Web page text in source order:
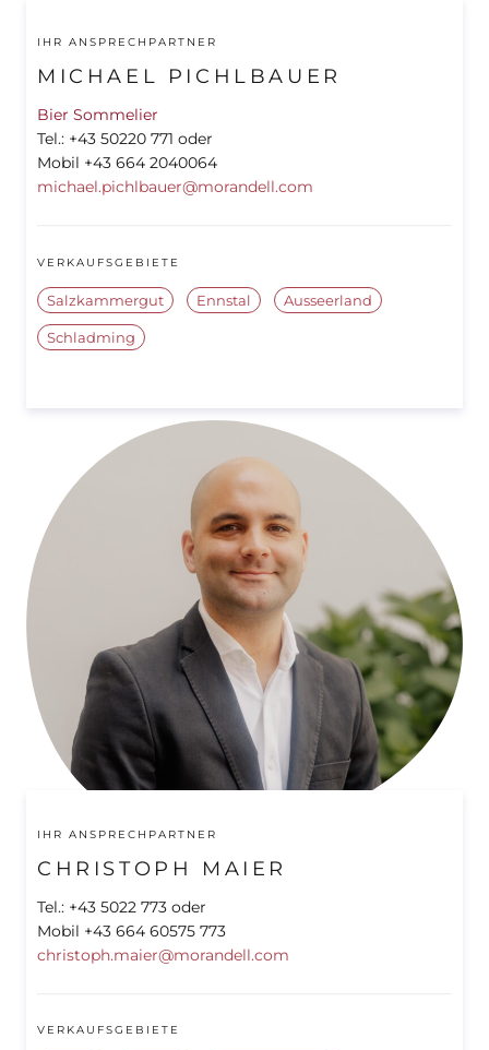
IHR ANSPRECHPARTNER
MICHAEL PICHLBAUER
Bier Sommelier
Tel.: +43 50220 771 oder
Mobil +43 664 2040064
michael.pichlbauer@morandell.com
VERKAUFSGEBIETE
Salzkammergut Ennstal Ausseerland
Schladming
IHR ANSPRECHPARTNER
CHRISTOPH MAIER
Tel.: +43 5022 773 oder
Mobil +43 664 60575 773
christoph.maier@morandell.com
VERKAUFSGEBIETE